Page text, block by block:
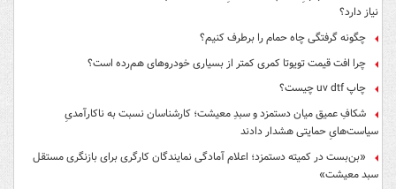
نیاز دارد؟
چگونه گرفتگی چاه حمام را برطرف کنیم؟
چرا افت قیمت تویوتا کمری کمتر از بسیاری خودروهای هم‌رده است؟
چاپ uv dtf چیست؟
شکافِ عمیق میان دستمزد و سبدِ معیشت؛ کارشناسان نسبت به ناکارآمدیِ
سیاست‌هایِ حمایتی هشدار دادند
«بن‌بست در کمیته دستمزد؛ اعلام آمادگی نمایندگان کارگری برای بازنگری مستقل
سبد معیشت»